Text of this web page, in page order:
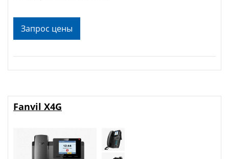
Запрос цены
Fanvil X4G